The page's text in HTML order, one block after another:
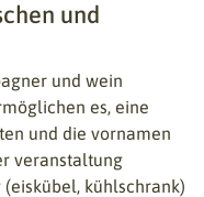
und
und wein
es, eine
und die vornamen
veranstaltung
kühlschrank)